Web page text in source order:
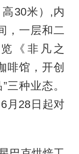
30米）,内
，一层和二
《非凡之
啡馆，开创
三种业态。
月28日起对